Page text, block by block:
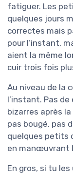
fatiguer. Les
quelques jours
correctes mais
pour l’instant,
aient la même
cuir trois fois
Au niveau de la
l’instant. Pas
bizarres après la
pas bougé, pas
quelques petits
en manœuvrant
En gros, si tu